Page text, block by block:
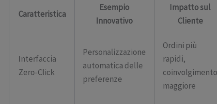
Caratteristica
Esempio
Innovativo
Impatto sul
Cliente
Interfaccia
Zero-Click
Personalizzazione
automatica delle
preferenze
Ordini più
rapidi,
coinvolgimento
maggiore